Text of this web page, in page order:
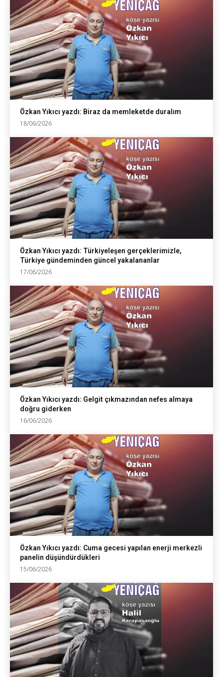
Özkan Yıkıcı yazdı: Biraz da memleketde duralım
18/06/2026
Özkan Yıkıcı yazdı: Türkiyeleşen gerçeklerimizle,
Türkiye gündeminden güncel yakalananlar
17/06/2026
Özkan Yıkıcı yazdı: Gelgit çıkmazından nefes almaya
doğru giderken
16/06/2026
Özkan Yıkıcı yazdı: Cuma gecesi yapılan enerji merkezli
panelin düşündürdükleri
15/06/2026